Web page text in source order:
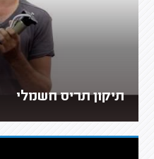
תיקון תריס חשמלי